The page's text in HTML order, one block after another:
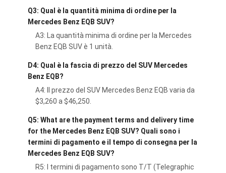
Q3: Qual è la quantità minima di ordine per la
Mercedes Benz EQB SUV?
A3: La quantità minima di ordine per la Mercedes
Benz EQB SUV è 1 unità.
D4: Qual è la fascia di prezzo del SUV Mercedes
Benz EQB?
A4: Il prezzo del SUV Mercedes Benz EQB varia da
$3,260 a $46,250.
Q5: What are the payment terms and delivery time
for the Mercedes Benz EQB SUV? Quali sono i
termini di pagamento e il tempo di consegna per la
Mercedes Benz EQB SUV?
R5: I termini di pagamento sono T/T (Telegraphic